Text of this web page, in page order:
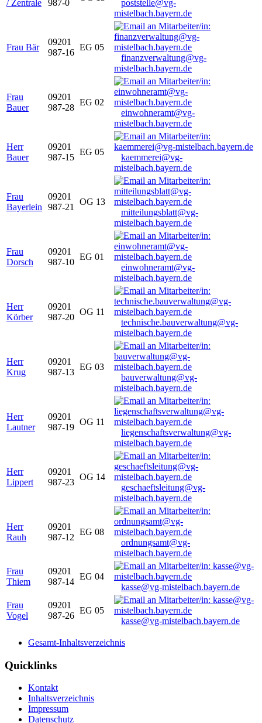
/ Zentrale
987-0
poststelle@vg-
mistelbach.bayern.de
Frau Bär
09201
987-16
EG 05
finanzverwaltung@vg-
mistelbach.bayern.de
Frau
Bauer
09201
987-28
EG 02
einwohneramt@vg-
mistelbach.bayern.de
Herr
Bauer
09201
987-15
EG 05
kaemmerei@vg-
mistelbach.bayern.de
Frau
Bayerlein
09201
987-21
OG 13
mitteilungsblatt@vg-
mistelbach.bayern.de
Frau
Dorsch
09201
987-10
EG 01
einwohneramt@vg-
mistelbach.bayern.de
Herr
Körber
09201
987-20
OG 11
technische.bauverwaltung@vg-
mistelbach.bayern.de
Herr
Krug
09201
987-13
EG 03
bauverwaltung@vg-
mistelbach.bayern.de
Herr
Lautner
09201
987-19
OG 11
liegenschaftsverwaltung@vg-
mistelbach.bayern.de
Herr
Lippert
09201
987-23
OG 14
geschaeftsleitung@vg-
mistelbach.bayern.de
Herr
Rauh
09201
987-12
EG 08
ordnungsamt@vg-
mistelbach.bayern.de
Frau
Thiem
09201
987-14
EG 04
kasse@vg-mistelbach.bayern.de
Frau
Vogel
09201
987-26
EG 05
kasse@vg-mistelbach.bayern.de
Gesamt-Inhaltsverzeichnis
Quicklinks
Kontakt
Inhaltsverzeichnis
Impressum
Datenschutz